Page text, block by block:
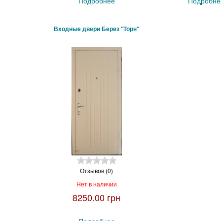
Входные двери Берез "Торн"
Отзывов (0)
Нет в наличии
8250.00 грн